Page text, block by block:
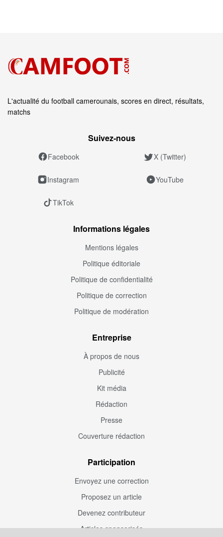
L'actualité du football camerounais, scores en direct, résultats,
matchs
Suivez‑nous
Facebook X (Twitter)
Instagram YouTube
TikTok
Informations légales
Mentions légales
Politique éditoriale
Politique de confidentialité
Politique de correction
Politique de modération
Entreprise
À propos de nous
Publicité
Kit média
Rédaction
Presse
Couverture rédaction
Participation
Envoyez une correction
Proposez un article
Devenez contributeur
Articles sponsorisés